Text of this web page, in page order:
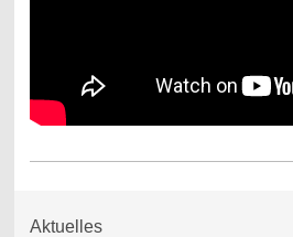
Aktuelles